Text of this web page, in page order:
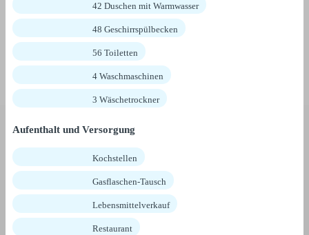
42 Duschen mit Warmwasser
48 Geschirrspülbecken
56 Toiletten
4 Waschmaschinen
3 Wäschetrockner
Aufenthalt und Versorgung
Kochstellen
Gasflaschen-Tausch
Lebensmittelverkauf
Restaurant